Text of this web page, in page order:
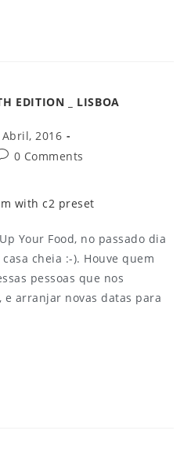
EDITION _ LISBOA
Abril, 2016
0 Comments
Your Food, no passado dia
cheia :-). Houve quem
pessoas que nos
arranjar novas datas para